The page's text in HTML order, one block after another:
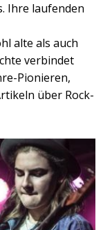
Ihre laufenden
alte als auch
verbindet
Pionieren,
über Rock-